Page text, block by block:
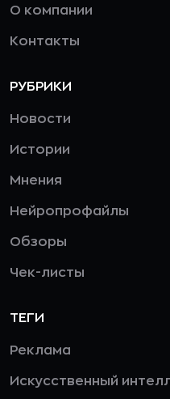
О компании
Контакты
РУБРИКИ
Новости
Истории
Мнения
Нейропрофайлы
Обзоры
Чек-листы
ТЕГИ
Реклама
Искусственный